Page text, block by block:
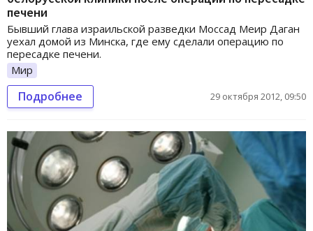
печени
Бывший глава израильской разведки Моссад Меир Даган
уехал домой из Минска, где ему сделали операцию по
пересадке печени.
Мир
Подробнее 29 октября 2012, 09:50